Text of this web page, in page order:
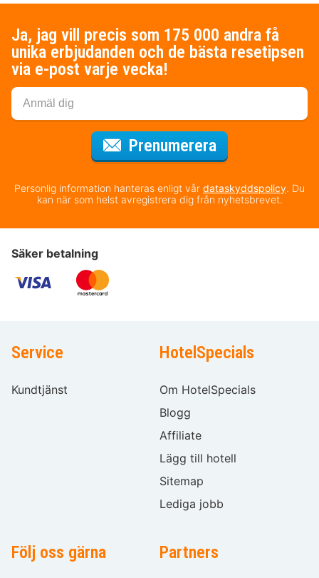
Ja, jag vill precis som 175 000 andra få
unika erbjudanden och de bästa resetipsen
via e-post varje vecka!
Prenumerera
Personlig information hanteras enligt vår dataskyddspolicy. Du
kan när som helst avregistrera dig från nyhetsbrevet.
Säker betalning
Service
Kundtjänst
HotelSpecials
Om HotelSpecials
Blogg
Affiliate
Lägg till hotell
Sitemap
Lediga jobb
Följ oss gärna Partners